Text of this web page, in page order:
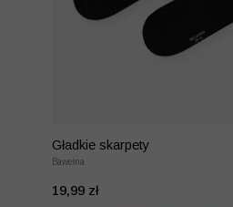
Gładkie skarpety
Bawełna
19,99 zł